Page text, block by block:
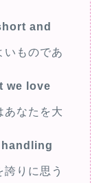
and
いものであ
we love
あなたを大
handling
りに思う